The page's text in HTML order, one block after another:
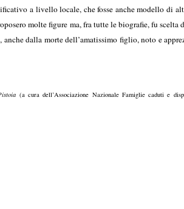
a livello locale, che fosse anche modello di
molte figure ma, fra tutte le biografie, fu
dalla morte dell’amatissimo figlio, noto e
(a cura dell’Associazione Nazionale Famiglie caduti e